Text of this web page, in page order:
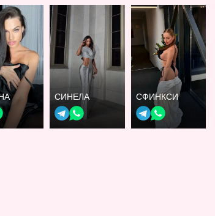
СИНЕЛА СФИНКСИ